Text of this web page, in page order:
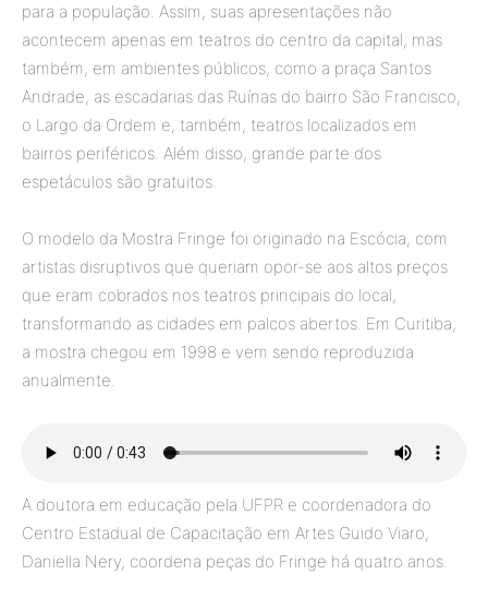
para a população. Assim, suas apresentações não
acontecem apenas em teatros do centro da capital, mas
também, em ambientes públicos, como a praça Santos
Andrade, as escadarias das Ruínas do bairro São Francisco,
o Largo da Ordem e, também, teatros localizados em
bairros periféricos. Além disso, grande parte dos
espetáculos são gratuitos.
O modelo da Mostra Fringe foi originado na Escócia, com
artistas disruptivos que queriam opor-se aos altos preços
que eram cobrados nos teatros principais do local,
transformando as cidades em palcos abertos. Em Curitiba,
a mostra chegou em 1998 e vem sendo reproduzida
anualmente.
A doutora em educação pela UFPR e coordenadora do
Centro Estadual de Capacitação em Artes Guido Viaro,
Daniella Nery, coordena peças do Fringe há quatro anos.